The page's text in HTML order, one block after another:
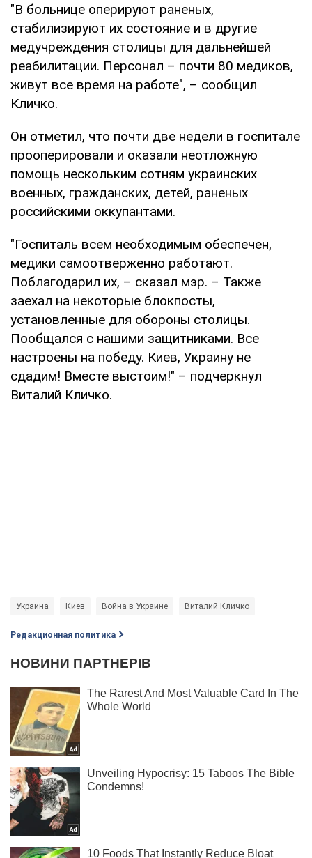
"В больнице оперируют раненых,
стабилизируют их состояние и в другие
медучреждения столицы для дальнейшей
реабилитации. Персонал – почти 80 медиков,
живут все время на работе", – сообщил
Кличко.
Он отметил, что почти две недели в госпитале
прооперировали и оказали неотложную
помощь нескольким сотням украинских
военных, гражданских, детей, раненых
российскими оккупантами.
"Госпиталь всем необходимым обеспечен,
медики самоотверженно работают.
Поблагодарил их, – сказал мэр. – Также
заехал на некоторые блокпосты,
установленные для обороны столицы.
Пообщался с нашими защитниками. Все
настроены на победу. Киев, Украину не
сдадим! Вместе выстоим!" – подчеркнул
Виталий Кличко.
Украина Киев Война в Украине Виталий Кличко
Редакционная политика